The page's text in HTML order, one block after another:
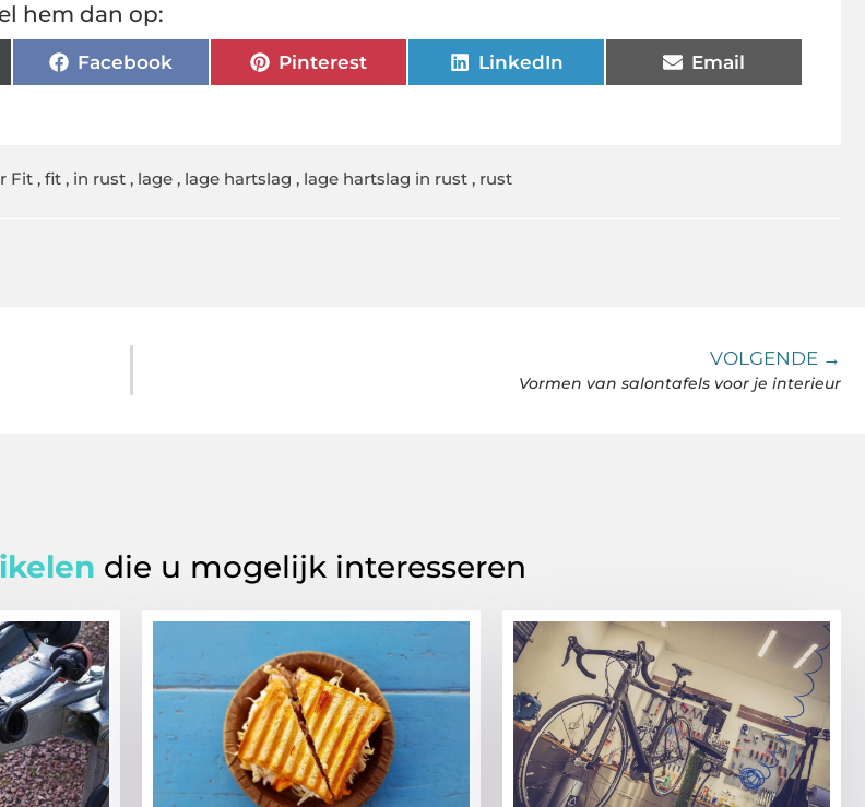
hem dan op:
Facebook Pinterest LinkedIn Email
Fit, fit, in rust, lage, lage hartslag , lage hartslag in rust, rust
VOLGENDE →
Vormen van salontafels voor je interieur
die u mogelijk interesseren